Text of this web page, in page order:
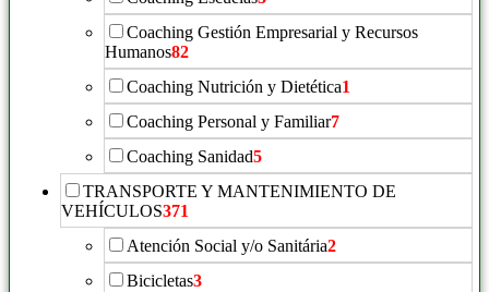
Coaching Gestión Empresarial y Recursos
Humanos82
Coaching Nutrición y Dietética1
Coaching Personal y Familiar7
Coaching Sanidad5
TRANSPORTE Y MANTENIMIENTO DE
VEHÍCULOS371
Atención Social y/o Sanitária2
Bicicletas3